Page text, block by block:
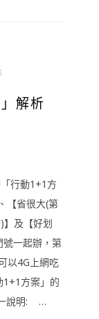
解析
行動1+1方
【省很大(第
】及【好划
號一起辦，第
以4G上網吃
1+1方案」的
一說明: …